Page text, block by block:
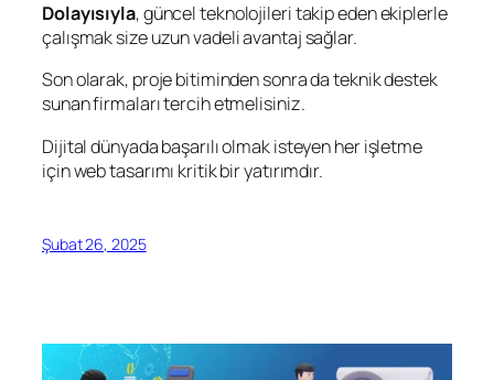
Dolayısıyla, güncel teknolojileri takip eden ekiplerle
çalışmak size uzun vadeli avantaj sağlar.
Son olarak, proje bitiminden sonra da teknik destek
sunan firmaları tercih etmelisiniz.
Dijital dünyada başarılı olmak isteyen her işletme
için web tasarımı kritik bir yatırımdır.
Şubat 26, 2025